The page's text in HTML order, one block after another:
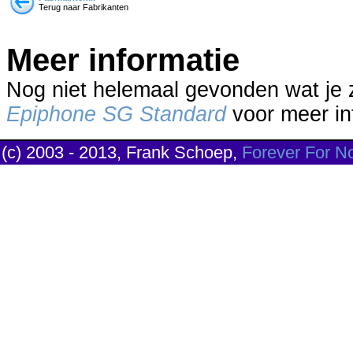
Terug naar Fabrikanten
Meer informatie
Nog niet helemaal gevonden wat
Epiphone SG Standardvoor meer
(c) 2003 - 2013, Frank Schoep, Forever For